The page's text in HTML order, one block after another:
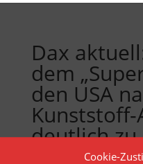
Cookie-
Dax
dem
den USA
deutlich zu